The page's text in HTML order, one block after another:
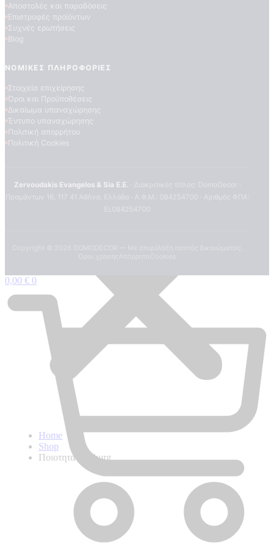
Home
Shop
Ποιοτητα Marburg
Αποστολές και παραδόσεις
Επιστροφές προϊόντων
Συχνές ερωτήσεις
Blog
ΝΟΜΙΚΈΣ ΠΛΗΡΟΦΟΡΊΕΣ
Στοιχεία επιχείρησης
Όροι και Προϋποθέσεις
Δικαίωμα υπαναχώρησης
Έντυπο υπαναχώρησης
Πολιτική απορρήτου
Πολιτική Cookies
Zervoudakis Evangelos & Sia E.E.
0,00 € 0